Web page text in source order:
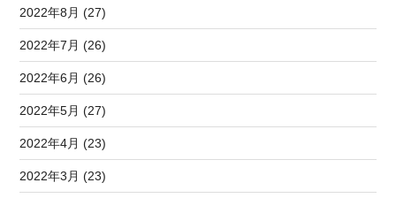
2022年8月 (27)
2022年7月 (26)
2022年6月 (26)
2022年5月 (27)
2022年4月 (23)
2022年3月 (23)